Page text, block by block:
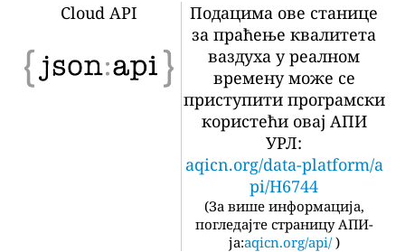
Cloud API
Подацима ове станице
за праћење квалитета
ваздуха у реалном
времену може се
приступити програмски
користећи овај АПИ
УРЛ:
aqicn.org/data-platform/a
pi/H6744
(За више информација,
погледајте страницу АПИ-
ја:aqicn.org/api/ )